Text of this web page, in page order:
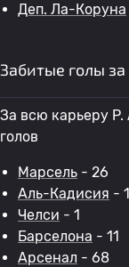
Деп. Ла-Коруна
Забитые голы
За всю карьеру P.
голов
Марсель - 26
Аль-Кадисия -
Челси - 1
Барселона - 11
Арсенал - 68